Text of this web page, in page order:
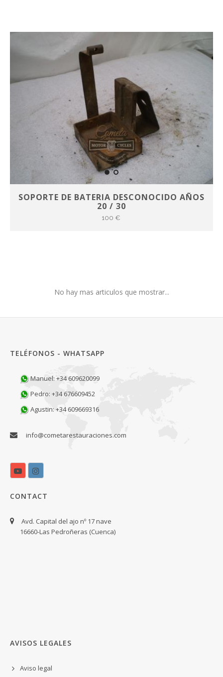
SOPORTE DE BATERIA DESCONOCIDO AÑOS
20 / 30
100 €
No hay mas articulos que mostrar...
TELÉFONOS - WHATSAPP
Manuel: +34 609620099
Pedro: +34 676609452
Agustin: +34 609669316
info@cometarestauraciones.com
CONTACT
Avd. Capital del ajo nº 17 nave
16660-Las Pedroñeras (Cuenca)
AVISOS LEGALES
Aviso legal